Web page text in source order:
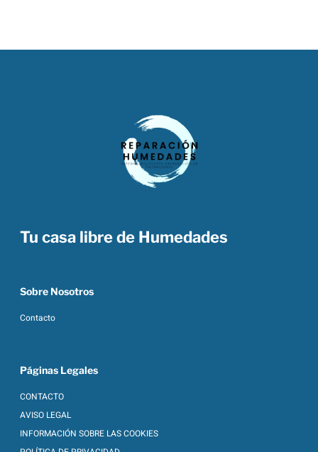
Tu casa libre de Humedades
Sobre Nosotros
Contacto
Páginas Legales
CONTACTO
AVISO LEGAL
INFORMACIÓN SOBRE LAS COOKIES